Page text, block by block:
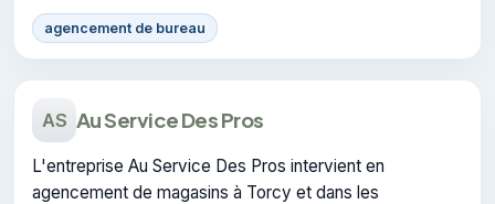
agencement de bureau
AS Au Service Des Pros
L'entreprise Au Service Des Pros intervient en
agencement de magasins à Torcy et dans les